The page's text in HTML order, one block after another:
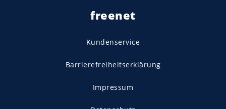
freenet
Kundenservice
Barrierefreiheitserklärung
Impressum